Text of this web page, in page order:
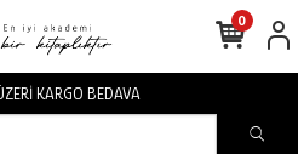
KARGO BEDAVA
0